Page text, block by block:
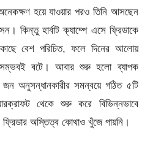
হয়ে যাওয়ার পরও তিনি আসছেন
কিন্তু হার্বাট ক্যাম্পে এসে ফ্রিডাকে
বেশ পরিচিত, ফলে দিনের আলোয়
অসম্ভবই বটে। আবার শুরু হলো ব্যাপক
অনুসন্ধানকারীর সমন্বয়ে গঠিত ৫টি
থেকে শুরু করে বিভিন্নভাবে
অস্তিত্ব কোথাও খুঁজে পায়নি।